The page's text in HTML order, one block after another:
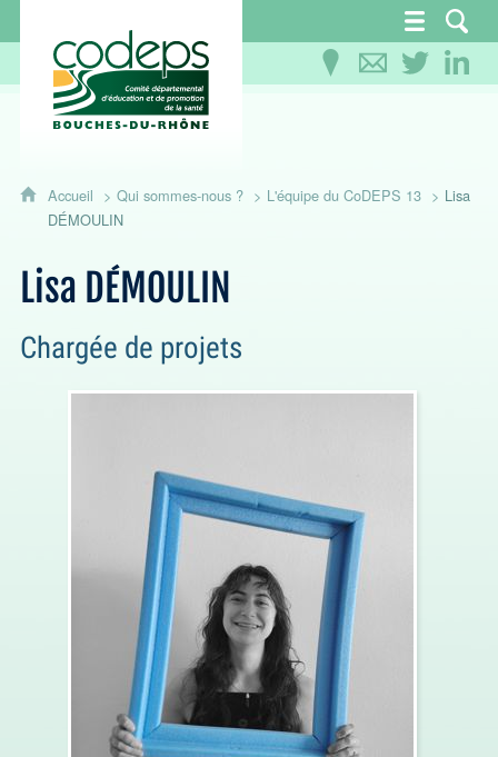
CoDEPS 13 - Comité départemental
Accueil Qui sommes-nous ? L'équipe du CoDEPS 13
Lisa
DÉMOULIN
Lisa DÉMOULIN
Chargée de projets